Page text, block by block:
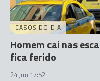
CASOS DO DIA
Homem cai nas
fica ferido
24 Jun 17:52